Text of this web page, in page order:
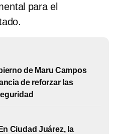
para el
de Maru Campos
de reforzar las
Ciudad Juárez, la